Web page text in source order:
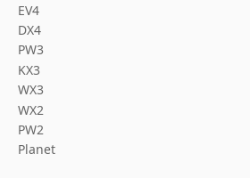
EV4
DX4
PW3
KX3
WX3
WX2
PW2
Planet